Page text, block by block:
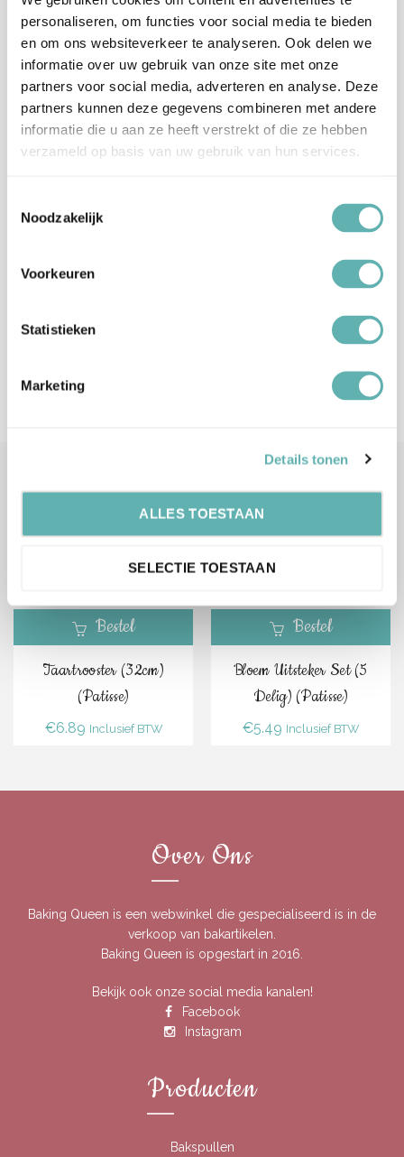
personaliseren, om functies voor social media te bieden
en om ons websiteverkeer te analyseren. Ook delen we
informatie over uw gebruik van onze site met onze
partners voor social media, adverteren en analyse. Deze
partners kunnen deze gegevens combineren met andere
informatie die u aan ze heeft verstrekt of die ze hebben
verzameld op basis van uw gebruik van hun services.
Noodzakelijk
Voorkeuren
Statistieken
Marketing
Details tonen
ALLES TOESTAAN
SELECTIE TOESTAAN
Op werkdagen (maandag tot vrijdag) geldt: voor 15:00 besteld
en betaald = dezelfde werkdag verzonden.
Let op, het is erg druk bij PostNL.
Hierdoor kan je bestelling langer onderweg zijn dan normaal
(langere levertijden), wij vragen je hiermee rekening te houden
en op tijd te bestellen.
Wij hebben helaas geen invloed op de snelheid van de
Verzendkosten Nederland:
Onder dit tarief rekenen wij €5,99 verzendkosten (ongeacht het
Let op, Digitale Cadeaubonnen worden niet meegenomen in het
totaal voor gratis verzending. Deze worden naar je toe gemaild.
De verzendkosten naar België en Duitsland zijn €7,99.
Gerelateerde Producten
Bestel
Taartrooster (32cm)
(Patisse)
€6.89 Inclusief BTW
Bestel
Bloem Uitsteker Set (5
Delig) (Patisse)
€5.49 Inclusief BTW
Over Ons
Baking Queen is een webwinkel die gespecialiseerd is in de
verkoop van bakartikelen.
Baking Queen is opgestart in 2016.
Bekijk ook onze social media kanalen!
Facebook
Instagram
Producten
Bakspullen